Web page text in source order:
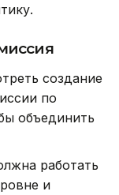
создание
по
объединить
работать
и